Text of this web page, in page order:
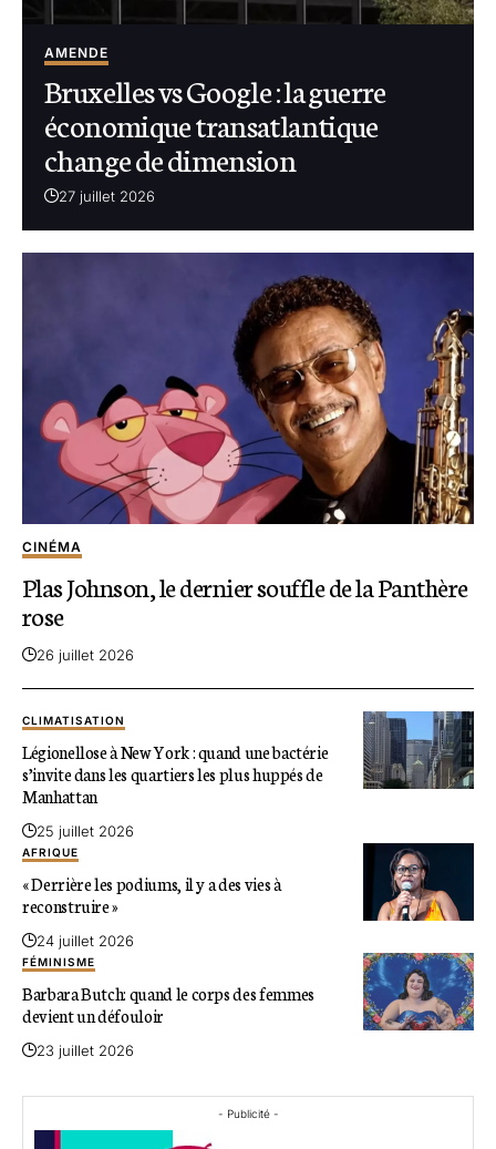
AMENDE
Bruxelles vs Google : la guerre
économique transatlantique
change de dimension
27 juillet 2026
CINÉMA
Plas Johnson, le dernier souffle de la Panthère
rose
26 juillet 2026
CLIMATISATION
Légionellose à New York : quand une bactérie
s’invite dans les quartiers les plus huppés de
Manhattan
25 juillet 2026
AFRIQUE
« Derrière les podiums, il y a des vies à
reconstruire »
24 juillet 2026
FÉMINISME
Barbara Butch: quand le corps des femmes
devient un défouloir
23 juillet 2026
- Publicité -